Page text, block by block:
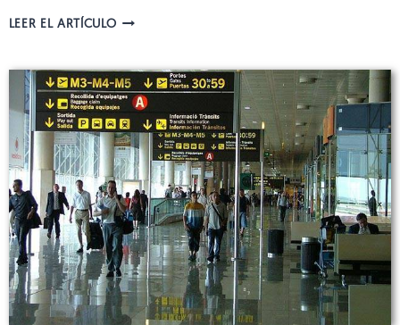
LEER EL ARTÍCULO5
DE
LA
SAGRADA
FAMILIA